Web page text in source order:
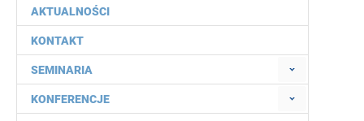
AKTUALNOŚCI
KONTAKT
SEMINARIA
KONFERENCJE